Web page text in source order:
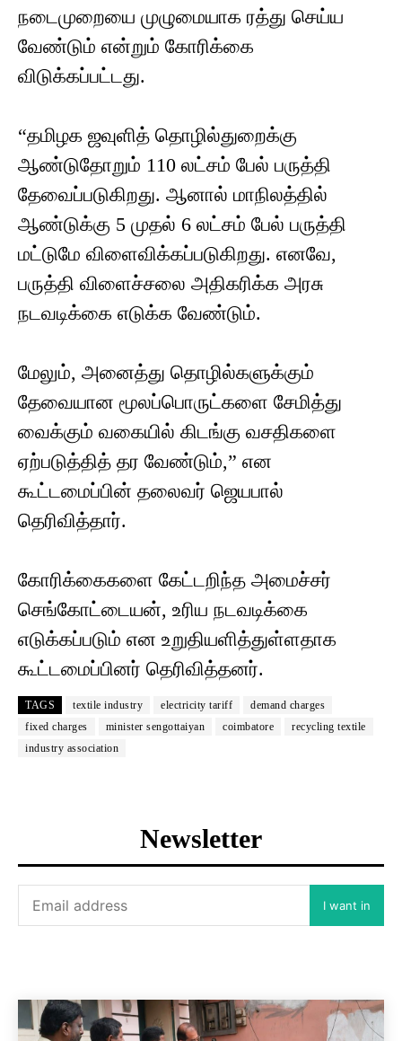
நடைமுறையை முழுமையாக ரத்து செய்ய
வேண்டும் என்றும் கோரிக்கை
விடுக்கப்பட்டது.
“தமிழக ஜவுளித் தொழில்துறைக்கு
ஆண்டுதோறும் 110 லட்சம் பேல் பருத்தி
தேவைப்படுகிறது. ஆனால் மாநிலத்தில்
ஆண்டுக்கு 5 முதல் 6 லட்சம் பேல் பருத்தி
மட்டுமே விளைவிக்கப்படுகிறது. எனவே,
பருத்தி விளைச்சலை அதிகரிக்க அரசு
நடவடிக்கை எடுக்க வேண்டும்.
மேலும், அனைத்து தொழில்களுக்கும்
தேவையான மூலப்பொருட்களை சேமித்து
வைக்கும் வகையில் கிடங்கு வசதிகளை
ஏற்படுத்தித் தர வேண்டும்,” என
கூட்டமைப்பின் தலைவர் ஜெயபால்
தெரிவித்தார்.
கோரிக்கைகளை கேட்டறிந்த அமைச்சர்
செங்கோட்டையன், உரிய நடவடிக்கை
எடுக்கப்படும் என உறுதியளித்துள்ளதாக
கூட்டமைப்பினர் தெரிவித்தனர்.
TAGS textile industry electricity tariff
demand charges
fixed charges
minister sengottaiyan coimbatore
recycling textile
industry association
Newsletter
I want in